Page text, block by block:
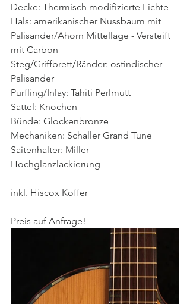
Decke: Thermisch modifizierte Fichte
Hals: amerikanischer Nussbaum mit
Palisander/Ahorn Mittellage - Versteift
mit Carbon
Steg/Griffbrett/Ränder: ostindischer
Palisander
Purfling/Inlay: Tahiti Perlmutt
Sattel: Knochen
Bünde: Glockenbronze
Mechaniken: Schaller Grand Tune
Saitenhalter: Miller
Hochglanzlackierung
inkl. Hiscox Koffer
Preis auf Anfrage!